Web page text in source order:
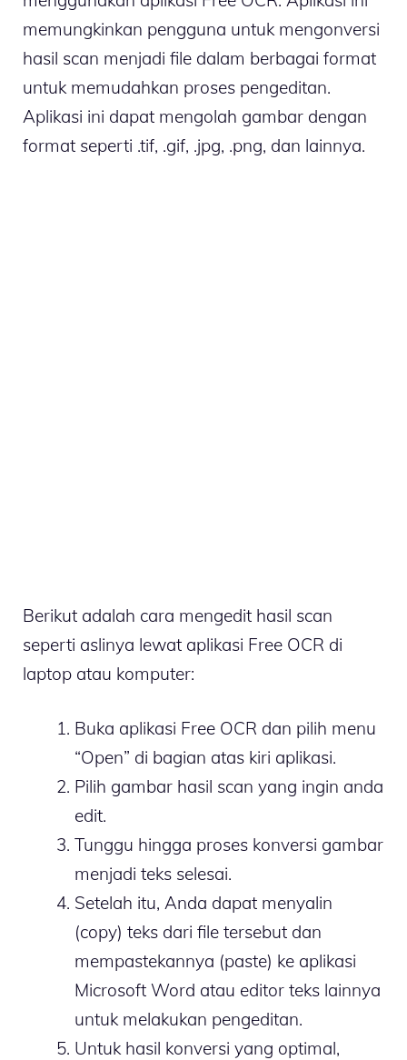
memungkinkan pengguna untuk mengonversi
hasil scan menjadi file dalam berbagai format
untuk memudahkan proses pengeditan.
Aplikasi ini dapat mengolah gambar dengan
format seperti .tif, .gif, .jpg, .png, dan lainnya.
Berikut adalah cara mengedit hasil scan
seperti aslinya lewat aplikasi Free OCR di
laptop atau komputer:
Buka aplikasi Free OCR dan pilih menu
“Open” di bagian atas kiri aplikasi.
Pilih gambar hasil scan yang ingin anda
edit.
Tunggu hingga proses konversi gambar
menjadi teks selesai.
Setelah itu, Anda dapat menyalin
(copy) teks dari file tersebut dan
mempastekannya (paste) ke aplikasi
Microsoft Word atau editor teks lainnya
untuk melakukan pengeditan.
Untuk hasil konversi yang optimal,